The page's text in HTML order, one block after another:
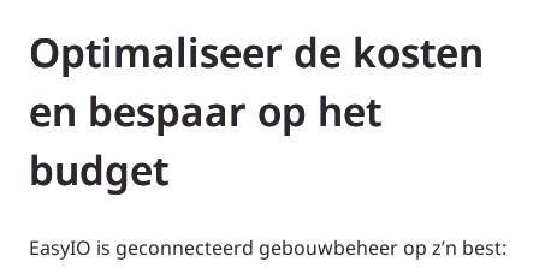
Optimaliseer de kosten
en bespaar op het
budget
EasyIO is geconnecteerd gebouwbeheer op z’n best: